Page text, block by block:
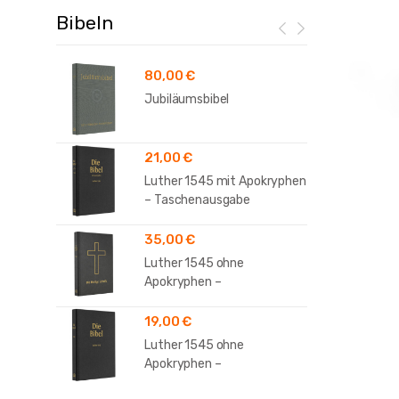
Bibeln
80,00€
Jubiläumsbibel
21,00€
Luther 1545 mit Apokryphen
– Taschenausgabe
35,00€
Luther 1545 ohne
Apokryphen –
19,00€
Luther 1545 ohne
Apokryphen –